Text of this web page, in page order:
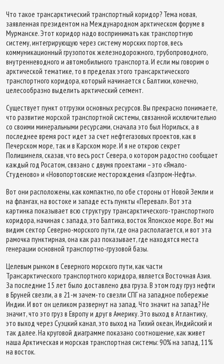
Что такое трансарктический транспортный коридор? Тема новая,
заявленная президентом на Международном арктическом форуме в
Мурманске. Этот коридор надо воспринимать как транспортную
систему, интегрирующую через систему морских портов, весь
коммуникационный грузопоток железнодорожного, трубопроводного,
внутренневодного и автомобильного транспорта. И если мы говорим о
арктической тематике, то в пределах этого трансарктического
транспортного коридора, который начинается с Балтики, конечно,
целесообразно выделить арктический сегмент.
Существует пункт отгрузки основных ресурсов. Вы прекрасно понимаете,
что развитие морской транспортной системы, связанной исключительно
со своими минеральными ресурсами, сначала это был Норильск, а в
последнее время рост идет за счет нефтегазовых проектов, как в
Печерском море, так и в Карском море. И я не открою секрет
Полишинеля, сказав, что весь рост Севера, о котором радостно сообщает
каждый год Росатом, связано с двумя проектами – это «Ямало-
Студеново» и «Новопортовские месторождения «Газпром-Нефть».
Вот они расположены, как компактно, по обе стороны от Новой Земли и
на флангах, на востоке и западе есть пункты «Перевал». Вот эта
картинка показывает всю структуру трансарктического-транспортного
коридора, начиная с запада, это Балтика, восток Японское море. Вот мы
видим сектор Северно-морского пути, где она располагается, и вот эта
рамочка пунктирная, она как раз показывает, где находятся места
генерации основной транспортно-грузовой базы.
Целевым рынком в Северного морского пути, как части
Трансарктического транспортного коридора, является Восточная Азия.
За последние 15 лет было доставлено два груза. В этом году груз нефти
в Бруней свезли, а в 21-м зачем-то свезли СПГ на западное побережье
Индии. И вот он целиком развернут на запад. Что значит на запад? Не
значит, что это груз в Европу и друг в Америку. Это выход в Атлантику,
это выход через Суэцкий канал, это выход на Тихий океан, Индийский и
так далее. На круговой диаграмме показано соотношение, как живет
наша Арктическая и морская транспортная системы: 90% на запад, 11%
на восток.